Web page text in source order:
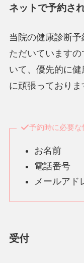
ネットで予約さ
当院の健康診断
ただいています
いて、優先的に
に頑張っておりま
予約時に必要な
お名前
電話番号
メールアド
受付